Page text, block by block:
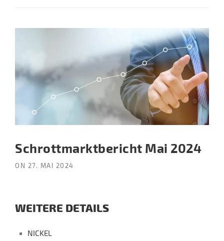
Schrottmarktbericht Mai 2024
ON 27. MAI 2024
WEITERE DETAILS
NICKEL